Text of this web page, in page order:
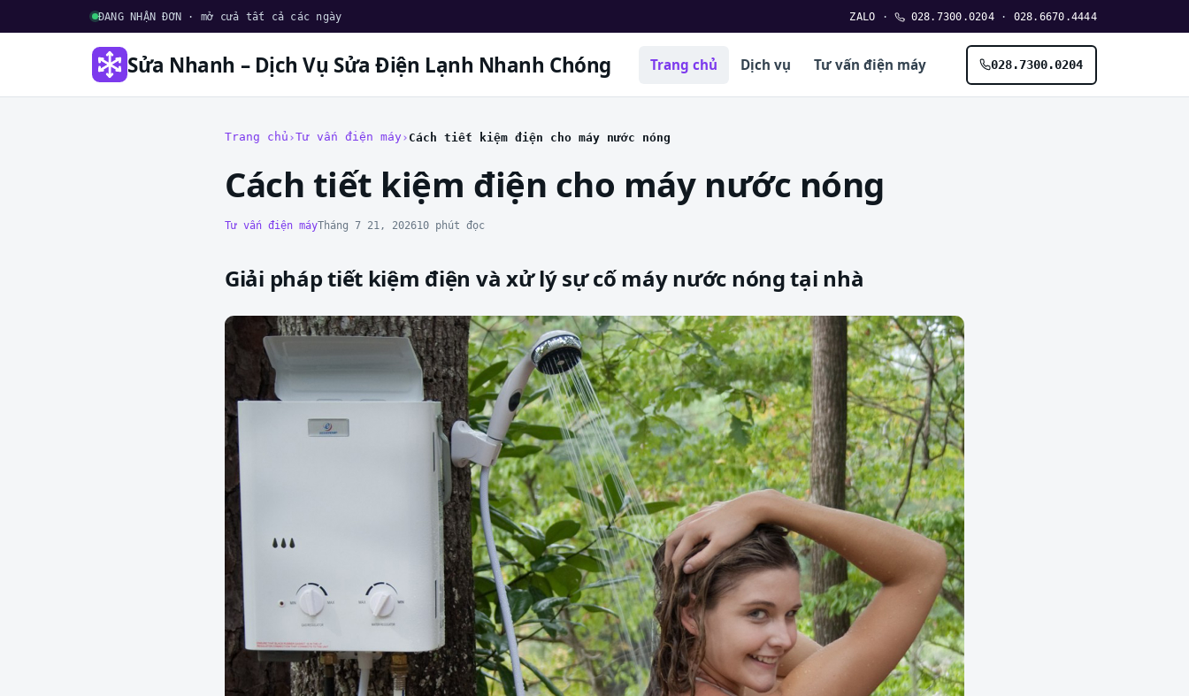
ĐANG NHẬN ĐƠN · mở cửa tất cả các ngày ZALO · 028.7300.0204 · 028.6670.4444
Sửa Nhanh – Dịch Vụ Sửa Điện Lạnh Nhanh Chóng Trang chủ Dịch vụ Tư vấn điện máy 028.7300.0204
Trang chủ Tư vấn điện máy Cách tiết kiệm điện cho máy nước nóng
Cách tiết kiệm điện cho máy nước nóng
Tư vấn điện máyTháng 7 21, 202610 phút đọc
Giải pháp tiết kiệm điện và xử lý sự cố máy nước nóng tại nhà